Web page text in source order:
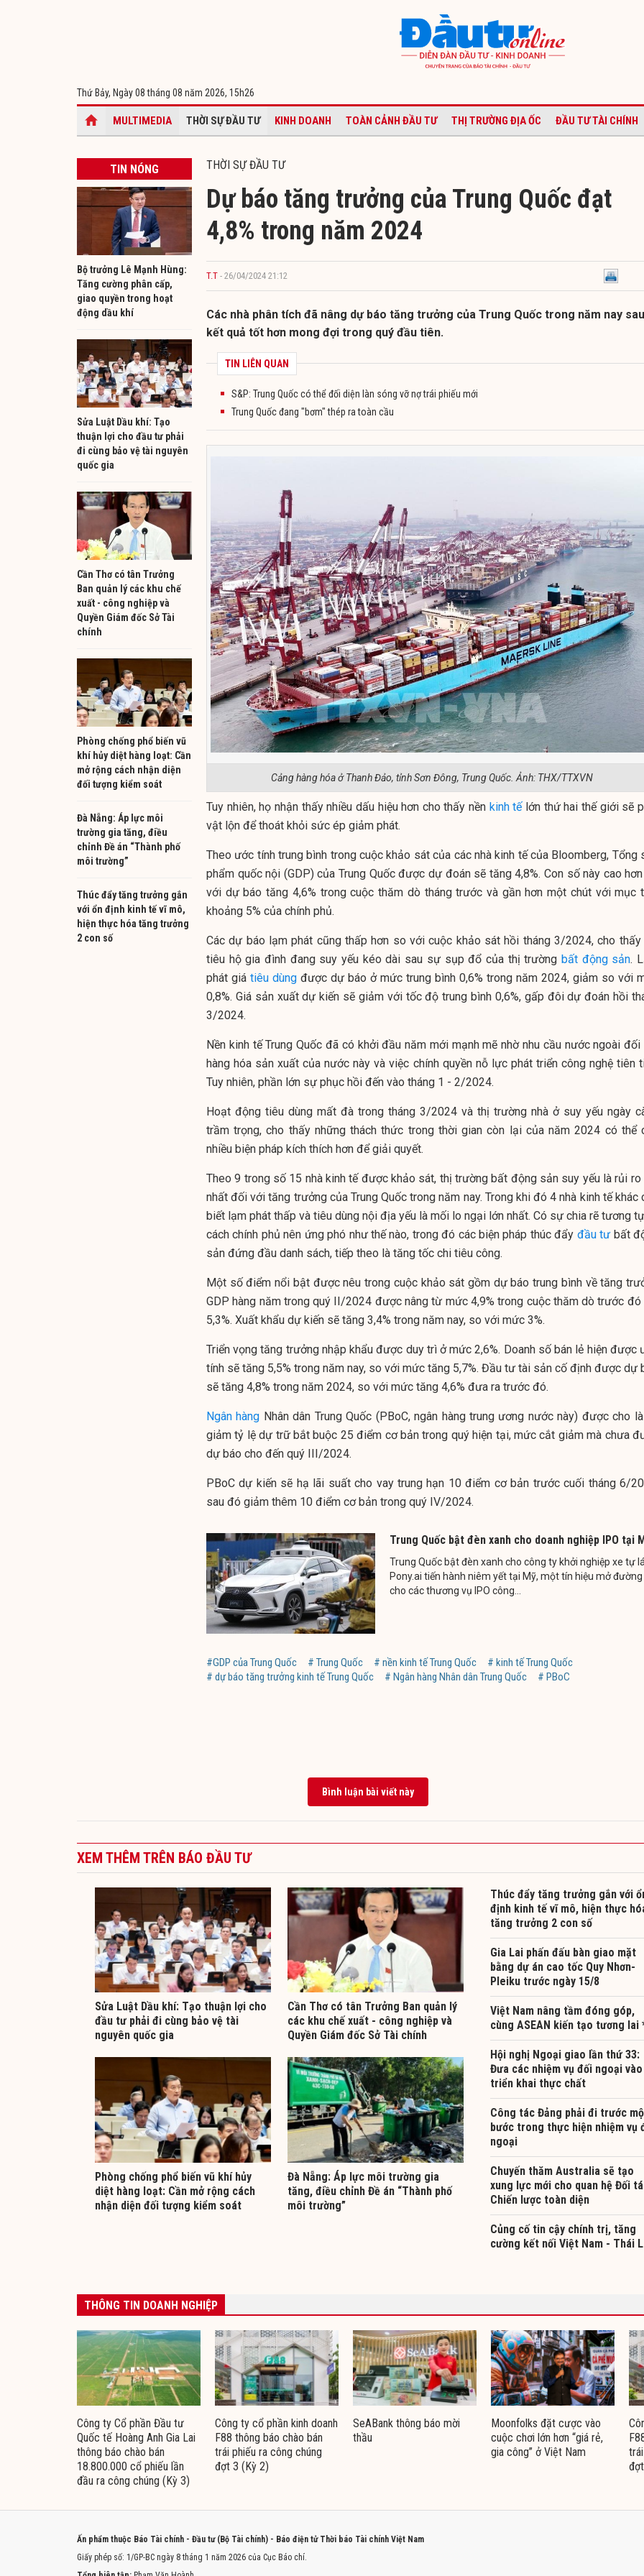
Thứ Bảy, Ngày 08 tháng 08 năm 2026, 15h26
MULTIMEDIA THỜI SỰ ĐẦU TƯ KINH DOANH TOÀN CẢNH ĐẦU TƯ THỊ TRƯỜNG ĐỊA ỐC ĐẦU TƯ TÀI CHÍNH
TIN NÓNG
Bộ trưởng Lê Mạnh Hùng:
Tăng cường phân cấp,
giao quyền trong hoạt
động dầu khí
Sửa Luật Dầu khí: Tạo
thuận lợi cho đầu tư phải
đi cùng bảo vệ tài nguyên
quốc gia
Cần Thơ có tân Trưởng
Ban quản lý các khu chế
xuất - công nghiệp và
Quyền Giám đốc Sở Tài
chính
Phòng chống phổ biến vũ
khí hủy diệt hàng loạt: Cần
mở rộng cách nhận diện
đối tượng kiểm soát
Đà Nẵng: Áp lực môi
trường gia tăng, điều
chỉnh Đề án “Thành phố
môi trường”
Thúc đẩy tăng trưởng gắn
với ổn định kinh tế vĩ mô,
hiện thực hóa tăng trưởng
2 con số
THỜI SỰ ĐẦU TƯ
Dự báo tăng trưởng của Trung Quốc đạt
4,8% trong năm 2024
T.T - 26/04/2024 21:12
Các nhà phân tích đã nâng dự báo tăng trưởng của Trung Quốc trong năm nay sau
kết quả tốt hơn mong đợi trong quý đầu tiên.
TIN LIÊN QUAN
S&P: Trung Quốc có thể đối diện làn sóng vỡ nợ trái phiếu mới
Trung Quốc đang "bơm" thép ra toàn cầu
Cảng hàng hóa ở Thanh Đảo, tỉnh Sơn Đông, Trung Quốc. Ảnh: THX/TTXVN
Tuy nhiên, họ nhận thấy nhiều dấu hiệu hơn cho thấy nền kinh tếlớn thứ hai thế giới sẽ
vật lộn để thoát khỏi sức ép giảm phát.
Theo ước tính trung bình trong cuộc khảo sát của các nhà kinh tế của Bloomberg, Tổng
phẩm quốc nội (GDP) của Trung Quốc được dự đoán sẽ tăng 4,8%. Con số này cao
với dự báo tăng 4,6% trong cuộc thăm dò tháng trước và gần hơn một chút với mục
khoảng 5% của chính phủ.
Các dự báo lạm phát cũng thấp hơn so với cuộc khảo sát hồi tháng 3/2024, cho thấy
tiêu hộ gia đình đang suy yếu kéo dài sau sự sụp đổ của thị trường bất động sản.
phát giá tiêu dùng được dự báo ở mức trung bình 0,6% trong năm 2024, giảm so với
0,8%. Giá sản xuất dự kiến sẽ giảm với tốc độ trung bình 0,6%, gấp đôi dự đoán hồi
3/2024.
Nền kinh tế Trung Quốc đã có khởi đầu năm mới mạnh mẽ nhờ nhu cầu nước ngoài đối
hàng hóa sản xuất của nước này và việc chính quyền nỗ lực phát triển công nghệ tiên
Tuy nhiên, phần lớn sự phục hồi đến vào tháng 1 - 2/2024.
Hoạt động tiêu dùng mất đà trong tháng 3/2024 và thị trường nhà ở suy yếu ngày
trầm trọng, cho thấy những thách thức trong thời gian còn lại của năm 2024 có thể
nhiều biện pháp kích thích hơn để giải quyết.
Theo 9 trong số 15 nhà kinh tế được khảo sát, thị trường bất động sản suy yếu là rủi ro
nhất đối với tăng trưởng của Trung Quốc trong năm nay. Trong khi đó 4 nhà kinh tế khác
biết lạm phát thấp và tiêu dùng nội địa yếu là mối lo ngại lớn nhất. Có sự chia rẽ tương
cách chính phủ nên ứng phó như thế nào, trong đó các biện pháp thúc đẩy đầu tư bất
sản đứng đầu danh sách, tiếp theo là tăng tốc chi tiêu công.
Một số điểm nổi bật được nêu trong cuộc khảo sát gồm dự báo trung bình về tăng
GDP hàng năm trong quý II/2024 được nâng từ mức 4,9% trong cuộc thăm dò trước đó
5,3%. Xuất khẩu dự kiến sẽ tăng 3,4% trong năm nay, so với mức 3%.
Triển vọng tăng trưởng nhập khẩu được duy trì ở mức 2,6%. Doanh số bán lẻ hiện được
tính sẽ tăng 5,5% trong năm nay, so với mức tăng 5,7%. Đầu tư tài sản cố định được dự
sẽ tăng 4,8% trong năm 2024, so với mức tăng 4,6% đưa ra trước đó.
Ngân hàng Nhân dân Trung Quốc (PBoC, ngân hàng trung ương nước này) được cho
giảm tỷ lệ dự trữ bắt buộc 25 điểm cơ bản trong quý hiện tại, mức cắt giảm mà chưa
dự báo cho đến quý III/2024.
PBoC dự kiến sẽ hạ lãi suất cho vay trung hạn 10 điểm cơ bản trước cuối tháng 6/
sau đó giảm thêm 10 điểm cơ bản trong quý IV/2024.
Trung Quốc bật đèn xanh cho doanh nghiệp IPO tại
Trung Quốc bật đèn xanh cho công ty khởi nghiệp xe tự
Pony.ai tiến hành niêm yết tại Mỹ, một tín hiệu mở đường
cho các thương vụ IPO công...
#GDP của Trung Quốc # Trung Quốc # nền kinh tế Trung Quốc
# kinh tế Trung Quốc
# dự báo tăng trưởng kinh tế Trung Quốc
# Ngân hàng Nhân dân Trung Quốc # PBoC
Bình luận bài viết này
XEM THÊM TRÊN BÁO ĐẦU TƯ
Sửa Luật Dầu khí: Tạo thuận lợi cho
đầu tư phải đi cùng bảo vệ tài
nguyên quốc gia
Cần Thơ có tân Trưởng Ban quản lý
các khu chế xuất - công nghiệp và
Quyền Giám đốc Sở Tài chính
Phòng chống phổ biến vũ khí hủy
diệt hàng loạt: Cần mở rộng cách
nhận diện đối tượng kiểm soát
Đà Nẵng: Áp lực môi trường gia
tăng, điều chỉnh Đề án “Thành phố
môi trường”
Thúc đẩy tăng trưởng gắn với
định kinh tế vĩ mô, hiện thực
tăng trưởng 2 con số
Gia Lai phấn đấu bàn giao mặt
bằng dự án cao tốc Quy Nhơn-
Pleiku trước ngày 15/8
Việt Nam nâng tầm đóng góp,
cùng ASEAN kiến tạo tương lai
Hội nghị Ngoại giao lần thứ 33:
Đưa các nhiệm vụ đối ngoại vào
triển khai thực chất
Công tác Đảng phải đi trước
bước trong thực hiện nhiệm vụ
ngoại
Chuyến thăm Australia sẽ tạo
xung lực mới cho quan hệ Đối
Chiến lược toàn diện
Củng cố tin cậy chính trị, tăng
cường kết nối Việt Nam - Thái
THÔNG TIN DOANH NGHIỆP
Công ty Cổ phần Đầu tư
Quốc tế Hoàng Anh Gia Lai
thông báo chào bán
18.800.000 cổ phiếu lần
đầu ra công chúng (Kỳ 3)
Công ty cổ phần kinh doanh
F88 thông báo chào bán
trái phiếu ra công chúng
đợt 3 (Kỳ 2)
SeABank thông báo mời
thầu
Moonfolks đặt cược vào
cuộc chơi lớn hơn “giá rẻ,
gia công” ở Việt Nam
Ấn phẩm thuộc Báo Tài chính - Đầu tư (Bộ Tài chính) - Báo điện tử Thời báo Tài chính Việt Nam
Giấy phép số: 1/GP-BC ngày 8 tháng 1 năm 2026 của Cục Báo chí.